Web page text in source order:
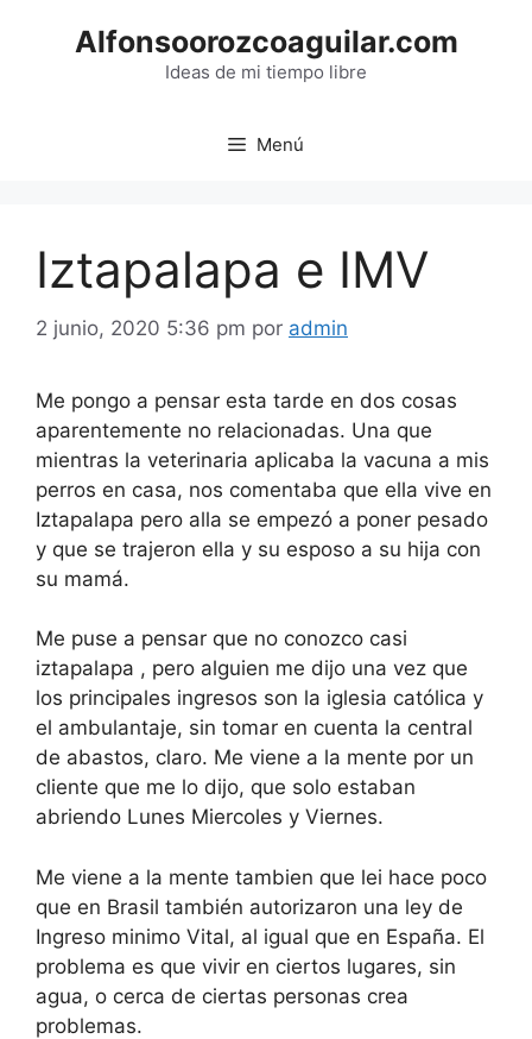
Alfonsoorozcoaguilar.com
Ideas de mi tiempo libre
Menú
Iztapalapa e IMV
2 junio, 2020 5:36 pm por admin
Me pongo a pensar esta tarde en dos cosas
aparentemente no relacionadas. Una que
mientras la veterinaria aplicaba la vacuna a mis
perros en casa, nos comentaba que ella vive en
Iztapalapa pero alla se empezó a poner pesado
y que se trajeron ella y su esposo a su hija con
su mamá.
Me puse a pensar que no conozco casi
iztapalapa , pero alguien me dijo una vez que
los principales ingresos son la iglesia católica y
el ambulantaje, sin tomar en cuenta la central
de abastos, claro. Me viene a la mente por un
cliente que me lo dijo, que solo estaban
abriendo Lunes Miercoles y Viernes.
Me viene a la mente tambien que lei hace poco
que en Brasil también autorizaron una ley de
Ingreso minimo Vital, al igual que en España. El
problema es que vivir en ciertos lugares, sin
agua, o cerca de ciertas personas crea
problemas.